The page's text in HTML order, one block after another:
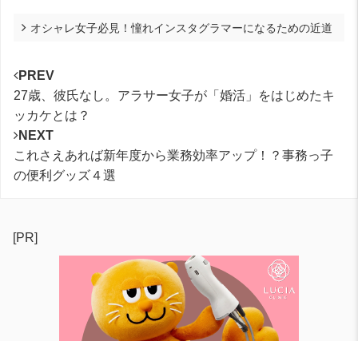
オシャレ女子必見！憧れインスタグラマーになるための近道
PREV
27歳、彼氏なし。アラサー女子が「婚活」をはじめたキ
ッカケとは？
NEXT
これさえあれば新年度から業務効率アップ！？事務っ子
の便利グッズ４選
[PR]